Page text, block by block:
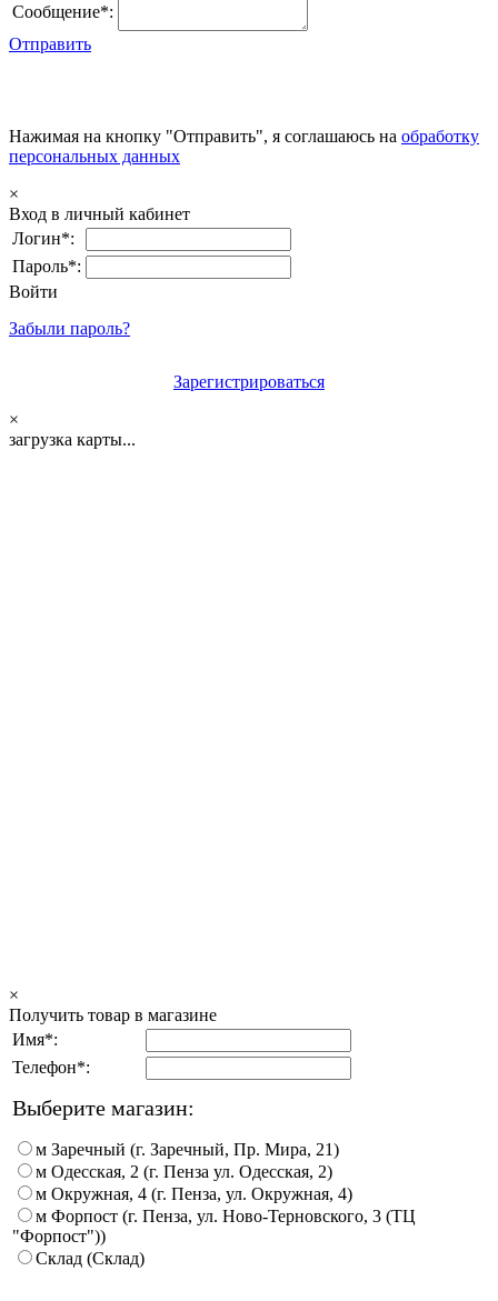
Сообщение*:
Отправить
Нажимая на кнопку "Отправить", я соглашаюсь на обработку
персональных данных
×
Вход в личный кабинет
Логин*:
Пароль*:
Войти
Забыли пароль?
Зарегистрироваться
×
загрузка карты...
×
Получить товар в магазине
Имя*:
Телефон*:
Выберите магазин:
м Заречный (г. Заречный, Пр. Мира, 21)
м Одесская, 2 (г. Пенза ул. Одесская, 2)
м Окружная, 4 (г. Пенза, ул. Окружная, 4)
м Форпост (г. Пенза, ул. Ново-Терновского, 3 (ТЦ
"Форпост"))
Склад (Склад)